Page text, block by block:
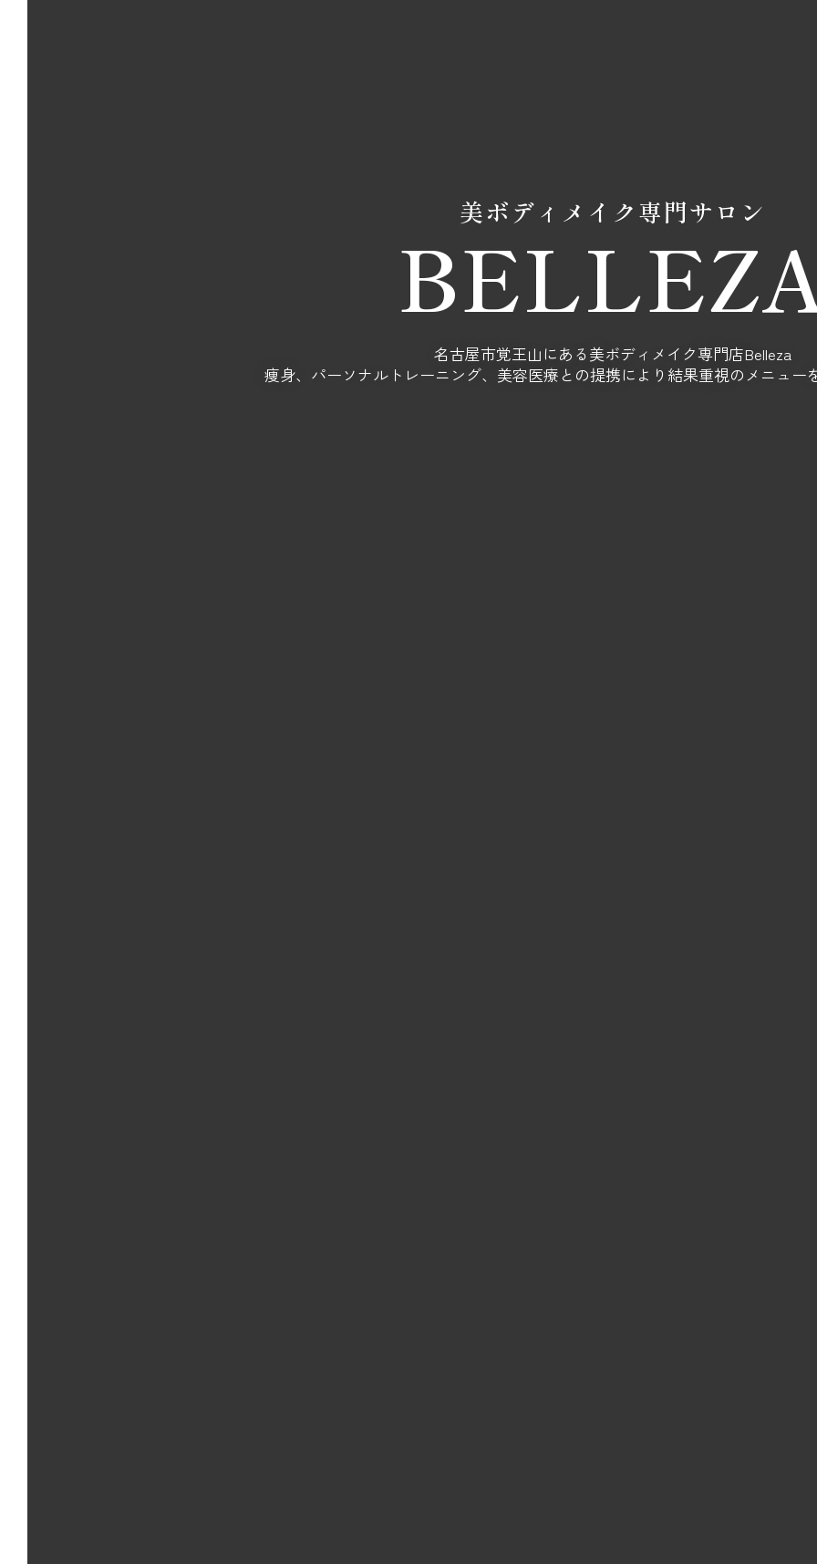
美ボディメイク専門サロン
名古屋市覚王山にある美ボディメイク専門店Belleza
痩身、パーソナルトレーニング、美容医療との提携により結果重視のメニュー